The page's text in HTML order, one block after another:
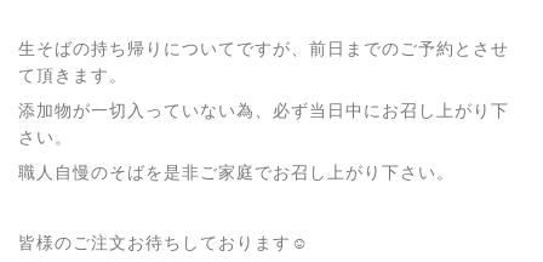
生そばの持ち帰りについてですが、前日までのご予約とさせ
て頂きます。
添加物が一切入っていない為、必ず当日中にお召し上がり下
さい。
職人自慢のそばを是非ご家庭でお召し上がり下さい。
皆様のご注文お待ちしております☺️